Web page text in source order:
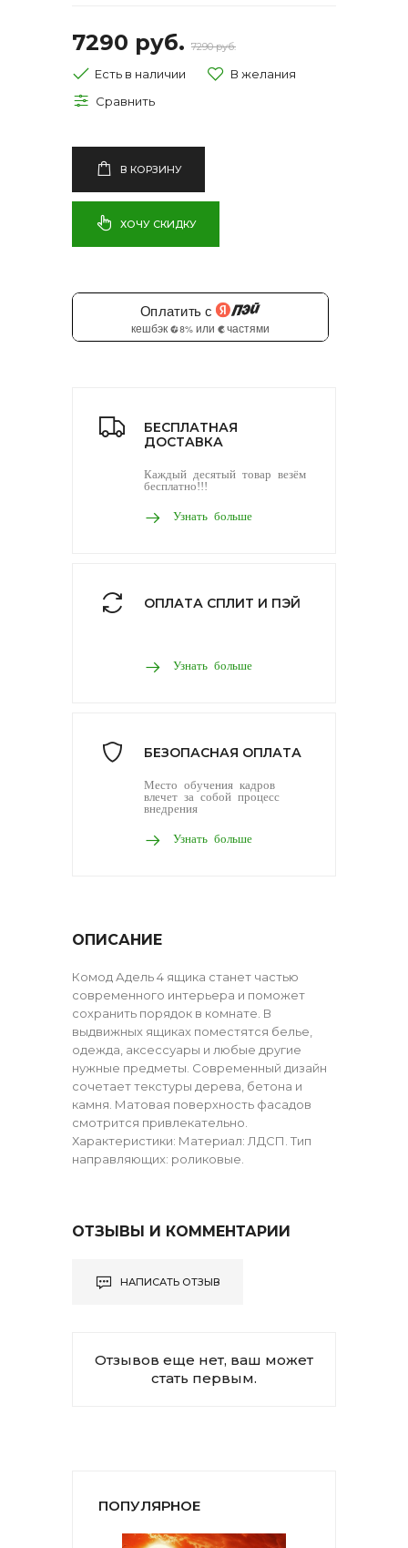
7290 руб. 7290 руб.
Есть в наличии
В КОРЗИНУ
ХОЧУ СКИДКУ
БЕСПЛАТНАЯ
ДОСТАВКА
Каждый десятый товар везём
бесплатно!!!
Узнать больше
ОПЛАТА СПЛИТ И ПЭЙ
Узнать больше
БЕЗОПАСНАЯ ОПЛАТА
Место обучения кадров
влечет за собой процесс
внедрения
Узнать больше
ОПИСАНИЕ
Комод Адель 4 ящика станет частью
современного интерьера и поможет
сохранить порядок в комнате. В
выдвижных ящиках поместятся белье,
одежда, аксессуары и любые другие
нужные предметы. Современный дизайн
сочетает текстуры дерева, бетона и
камня. Матовая поверхность фасадов
смотрится привлекательно.
Характеристики: Материал: ЛДСП. Тип
направляющих: роликовые.
ОТЗЫВЫ И КОММЕНТАРИИ
НАПИСАТЬ ОТЗЫВ
Отзывов еще нет, ваш может
стать первым.
ПОПУЛЯРНОЕ